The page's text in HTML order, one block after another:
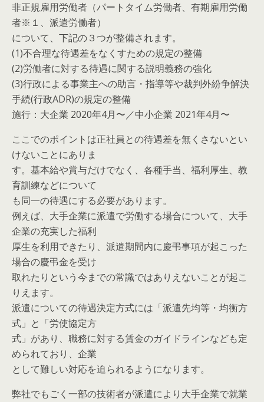
非正規雇用労働者（パートタイム労働者、有期雇用労働
者※１、派遣労働者）
について、下記の３つが整備されます。
(1)不合理な待遇差をなくすための規定の整備
(2)労働者に対する待遇に関する説明義務の強化
(3)行政による事業主への助言・指導等や裁判外紛争解決
手続(行政ADR)の規定の整備
施行：大企業 2020年4月〜／中小企業 2021年4月〜
ここでのポイントは正社員との待遇差を無くさないとい
けないことにありま
す。基本給や賞与だけでなく、各種手当、福利厚生、教
育訓練などについて
も同一の待遇にする必要があります。
例えば、大手企業に派遣で労働する場合について、大手
企業の充実した福利
厚生を利用できたり、派遣期間内に慶弔事項が起こった
場合の慶弔金を受け
取れたりという今までの常識ではありえないことが起こ
りえます。
派遣についての待遇決定方式には「派遣先均等・均衡方
式」と「労使協定方
式」があり、職務に対する賃金のガイドラインなども定
められており、企業
として難しい対応を迫られるようになります。
弊社でもごく一部の技術者が派遣により大手企業で就業